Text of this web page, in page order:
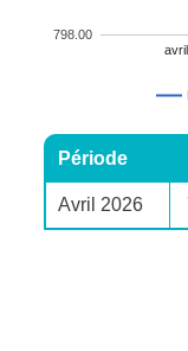
798.00
Période
Avril 2026